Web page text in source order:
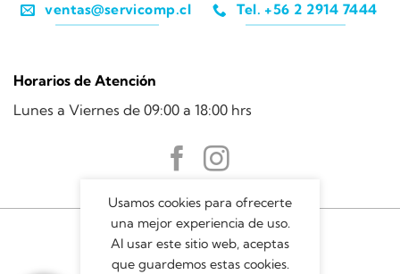
ventas@servicomp.cl Tel. +56 2 2914 7444
Horarios de Atención
Lunes a Viernes de 09:00 a 18:00 hrs
Usamos cookies para ofrecerte
una mejor experiencia de uso.
Al usar este sitio web, aceptas
que guardemos estas cookies.